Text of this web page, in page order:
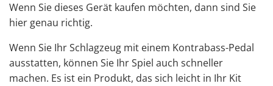
Wenn Sie dieses Gerät kaufen möchten, dann sind Sie
hier genau richtig.
Wenn Sie Ihr Schlagzeug mit einem Kontrabass-Pedal
ausstatten, können Sie Ihr Spiel auch schneller
machen. Es ist ein Produkt, das sich leicht in Ihr Kit